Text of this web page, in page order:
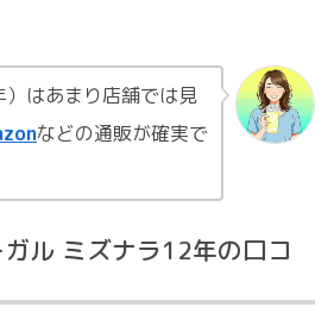
はあまり店舗では見
などの通販が確実で
ル ミズナラ12年の口コ